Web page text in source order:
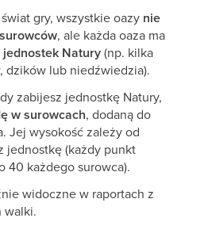
gry, wszystkie oazy nie
, ale każda oaza ma
jednostek Natury(np. kilka
dzików lub niedźwiedzia).
zabijesz jednostkę Natury,
w surowcach, dodaną do
Jej wysokość zależy od
jednostkę (każdy punkt
40 każdego surowca).
widoczne w raportach z
walki.